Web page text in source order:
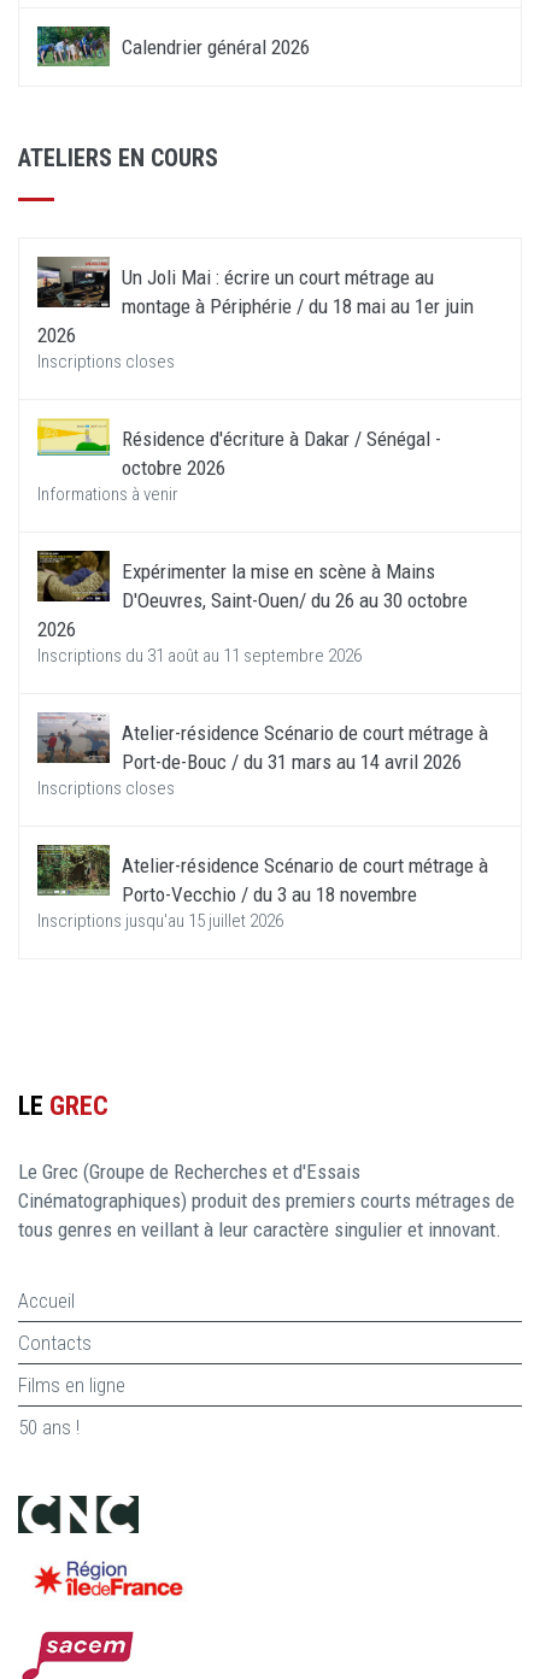
Calendrier général 2026
ATELIERS EN COURS
Un Joli Mai : écrire un court métrage au
montage à Périphérie / du 18 mai au 1er juin
2026
Inscriptions closes
Résidence d'écriture à Dakar / Sénégal -
octobre 2026
Informations à venir
Expérimenter la mise en scène à Mains
D'Oeuvres, Saint-Ouen/ du 26 au 30 octobre
2026
Inscriptions du 31 août au 11 septembre 2026
Atelier-résidence Scénario de court métrage à
Port-de-Bouc / du 31 mars au 14 avril 2026
Inscriptions closes
Atelier-résidence Scénario de court métrage à
Porto-Vecchio / du 3 au 18 novembre
Inscriptions jusqu'au 15 juillet 2026
LE GREC
Le Grec (Groupe de Recherches et d'Essais
Cinématographiques) produit des premiers courts métrages de
tous genres en veillant à leur caractère singulier et innovant.
Accueil
Contacts
Films en ligne
50 ans !